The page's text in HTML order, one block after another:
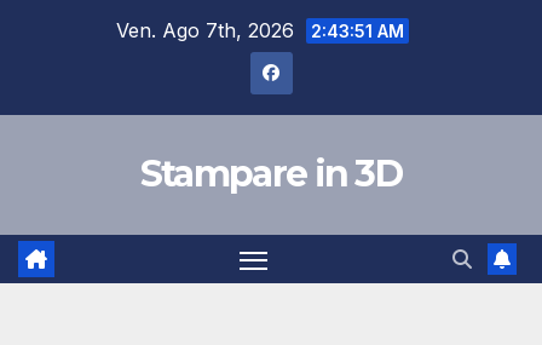
Ven. Ago 7th, 2026 2:43:52 AM
Stampare in 3D